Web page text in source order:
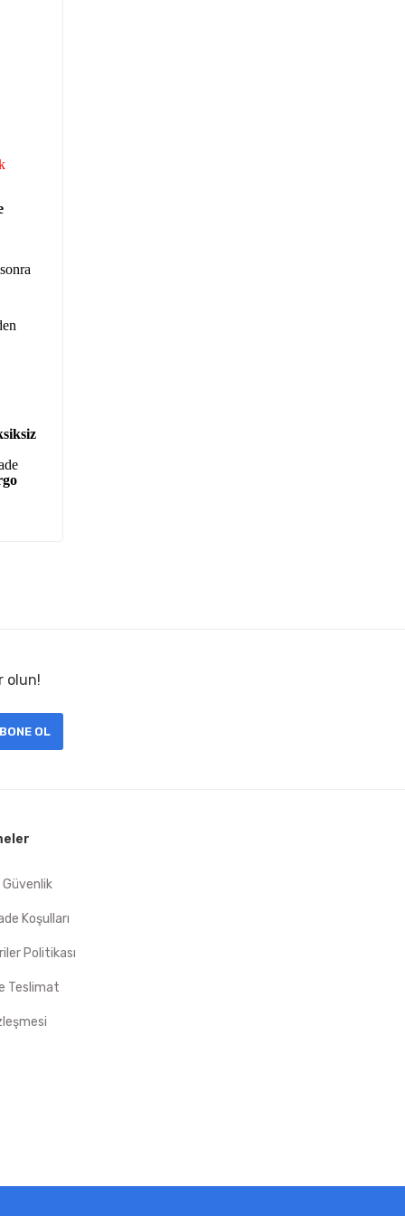
olun!
OL
Güvenlik
Koşulları
Politikası
Teslimat